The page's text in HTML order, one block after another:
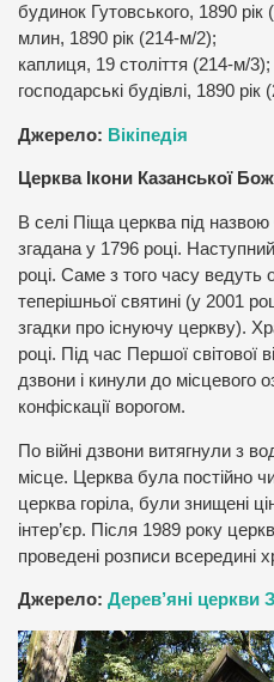
будинок Гутовського, 1890 рік
млин, 1890 рік (214-м/2);
каплиця, 19 століття (214-м/3);
господарські будівлі, 1890 рік
Джерело: Вікіпедія
Церква Ікони Казанської
В селі Піща церква під
згадана у 1796 році.
році. Саме з того часу ведуть
теперішньої святині (у 2001
згадки про існуючу церкву).
році. Під час Першої світової
дзвони і кинули до місцевого
конфіскації ворогом.
По війні дзвони витягнули з
місце. Церква була постійно
церква горіла, були знищені
інтер’єр. Після 1989 року
проведені розписи всередині
Джерело: Дерев’яні церкви